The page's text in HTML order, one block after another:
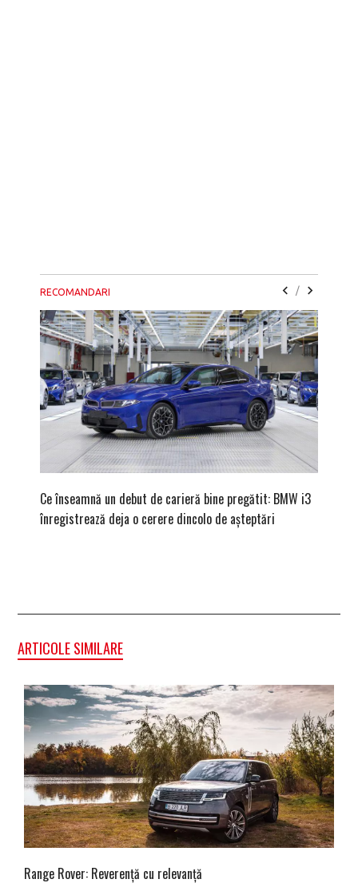
RECOMANDARI /
Ce înseamnă un debut de carieră bine pregătit: BMW i3
înregistrează deja o cerere dincolo de așteptări
ARTICOLE SIMILARE
Range Rover: Reverență cu relevanță